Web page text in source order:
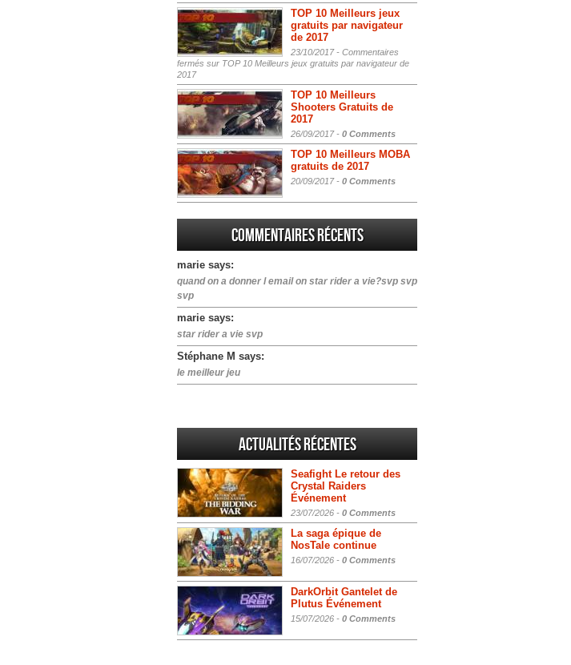
TOP 10 Meilleurs jeux
gratuits par navigateur
de 2017
23/10/2017 - Commentaires
fermés sur TOP 10 Meilleurs jeux gratuits par navigateur de
2017
TOP 10 Meilleurs
Shooters Gratuits de
2017
26/09/2017 - 0 Comments
TOP 10 Meilleurs MOBA
gratuits de 2017
20/09/2017 - 0 Comments
Commentaires récents
marie says:
quand on a donner l email on star rider a vie?svp svp
svp
marie says:
star rider a vie svp
Stéphane M says:
le meilleur jeu
Actualités Récentes
Seafight Le retour des
Crystal Raiders
Événement
23/07/2026 - 0 Comments
La saga épique de
NosTale continue
16/07/2026 - 0 Comments
DarkOrbit Gantelet de
Plutus Événement
15/07/2026 - 0 Comments